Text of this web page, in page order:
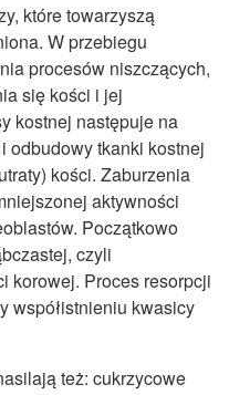
które towarzyszą
W przebiegu
procesów niszczących,
się kości i jej
kostnej następuje na
odbudowy tkanki kostnej
kości. Zaburzenia
aktywności
Początkowo
czyli
korowej. Proces resorpcji
współistnieniu kwasicy
też: cukrzycowe